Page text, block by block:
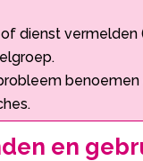
dienst
en